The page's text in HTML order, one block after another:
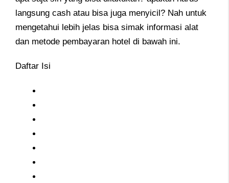
langsung cash atau bisa juga menyicil? Nah untuk
mengetahui lebih jelas bisa simak informasi alat
dan metode pembayaran hotel di bawah ini.
Daftar Isi